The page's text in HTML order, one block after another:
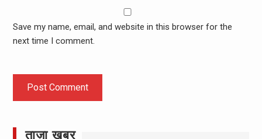
Save my name, email, and website in this browser for the
next time I comment.
ताज़ा खबर